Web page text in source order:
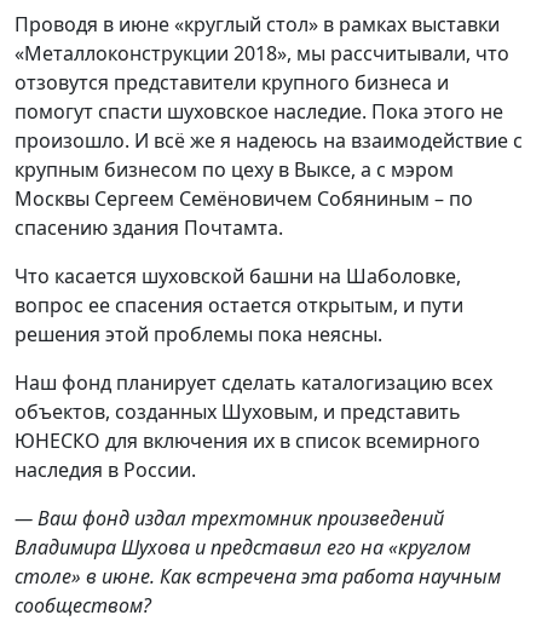
Проводя в июне «круглый стол» в рамках выставки
«Металлоконструкции 2018», мы рассчитывали, что
отзовутся представители крупного бизнеса и
помогут спасти шуховское наследие. Пока этого не
произошло. И всё же я надеюсь на взаимодействие с
крупным бизнесом по цеху в Выксе, а с мэром
Москвы Сергеем Семёновичем Собяниным – по
спасению здания Почтамта.
Что касается шуховской башни на Шаболовке,
вопрос ее спасения остается открытым, и пути
решения этой проблемы пока неясны.
Наш фонд планирует сделать каталогизацию всех
объектов, созданных Шуховым, и представить
ЮНЕСКО для включения их в список всемирного
наследия в России.
— Ваш фонд издал трехтомник произведений
Владимира Шухова и представил его на «круглом
столе» в июне. Как встречена эта работа научным
сообществом?